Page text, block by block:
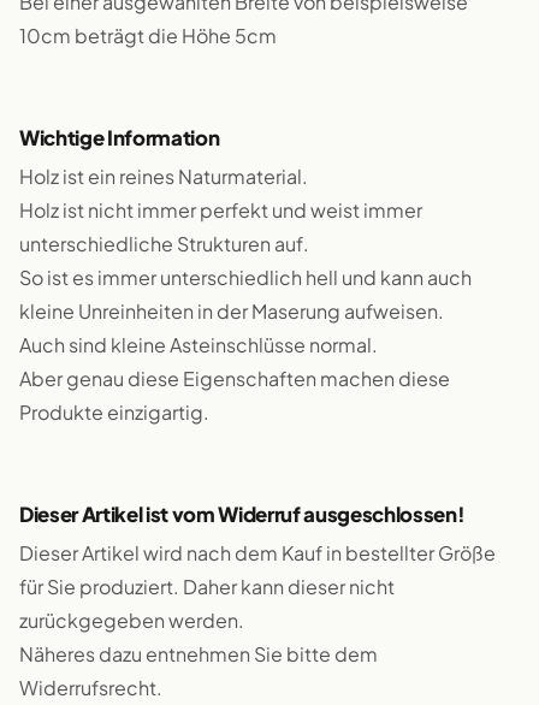
10cm beträgt die Höhe 5cm
Wichtige Information
Holz ist ein reines Naturmaterial.
Holz ist nicht immer perfekt und weist immer
unterschiedliche Strukturen auf.
So ist es immer unterschiedlich hell und kann auch
kleine Unreinheiten in der Maserung aufweisen.
Auch sind kleine Asteinschlüsse normal.
Aber genau diese Eigenschaften machen diese
Produkte einzigartig.
Dieser Artikel ist vom Widerruf ausgeschlossen!
Dieser Artikel wird nach dem Kauf in bestellter Größe
für Sie produziert. Daher kann dieser nicht
zurückgegeben werden.
Näheres dazu entnehmen Sie bitte dem
Widerrufsrecht.